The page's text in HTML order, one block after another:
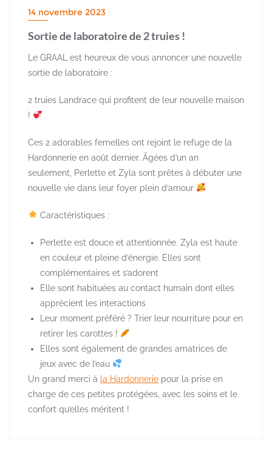
14 novembre 2023
Sortie de laboratoire de 2 truies !
Le GRAAL est heureux de vous annoncer une nouvelle
sortie de laboratoire :
2 truies Landrace qui profitent de leur nouvelle maison
!
Ces 2 adorables femelles ont rejoint le refuge de la
Hardonnerie en août dernier. Âgées d’un an
seulement, Perlette et Zyla sont prêtes à débuter une
nouvelle vie dans leur foyer plein d’amour
Caractéristiques :
Perlette est douce et attentionnée. Zyla est haute
en couleur et pleine d’énergie. Elles sont
complémentaires et s’adorent
Elle sont habituées au contact humain dont elles
apprécient les interactions
Leur moment préféré ? Trier leur nourriture pour en
retirer les carottes !
Elles sont également de grandes amatrices de
jeux avec de l’eau
Un grand merci à la Hardonnerie pour la prise en
charge de ces petites protégées, avec les soins et le
confort qu’elles méritent !